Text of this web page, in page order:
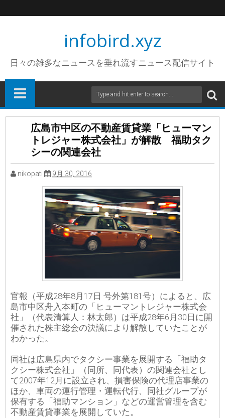
infobird.xyz
日々の雑多なニュースを垂れ流すニュース配信サイト
広島市中区の不動産賃貸業「ヒューマン
トレジャー株式会社」が解散 福助タク
シーの関連会社
nikopati 9月 30, 2016
官報（平成28年8月17日 号外第181号）によると、広
島市中区舟入本町の「ヒューマントレジャー株式会
社」（代表清算人：林太郎）は平成28年6月30日に開
催された株主総会の決議により解散していたことが
わかった。
同社は広島県内でタクシー事業を展開する「福助タ
クシー株式会社」（同所、同代表）の関連会社とし
て2007年12月に設立され、損害保険の代理店事業の
ほか、車両の運行管理・運転代行、同社グループが
保有する「福助マンション」などの運営管理を含む
不動産賃貸事業を展開していた。